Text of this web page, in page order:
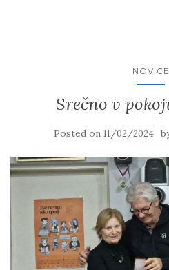
NOVICE
Srečno v
Posted on 11/02/2024